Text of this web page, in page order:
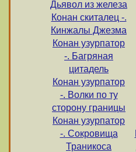
Дьявол из железа
Конан скиталец -.
Кинжалы Джезма
Конан узурпатор
-. Багряная
цитадель
Конан узурпатор
-. Волки по ту
сторону границы
Конан узурпатор
-. Сокровища
Траникоса